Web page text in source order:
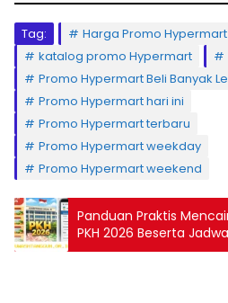
Tag: Harga Promo Hypermart
katalog promo Hypermart
Promo Hypermart Beli Banyak
Promo Hypermart hari ini
Promo Hypermart terbaru
Promo Hypermart weekday
Promo Hypermart weekend
Panduan Praktis
PKH 2026 Beserta
Penyaluran Terbaru